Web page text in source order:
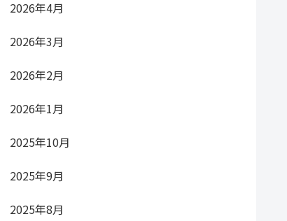
2026年4月
2026年3月
2026年2月
2026年1月
2025年10月
2025年9月
2025年8月